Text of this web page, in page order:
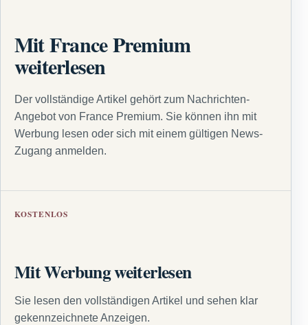
Mit France Premium
weiterlesen
Der vollständige Artikel gehört zum Nachrichten-
Angebot von France Premium. Sie können ihn mit
Werbung lesen oder sich mit einem gültigen News-
Zugang anmelden.
KOSTENLOS
Mit Werbung weiterlesen
Sie lesen den vollständigen Artikel und sehen klar
gekennzeichnete Anzeigen.